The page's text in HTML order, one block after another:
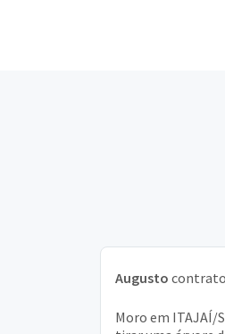
Augusto
Moro em ITAJAÍ/